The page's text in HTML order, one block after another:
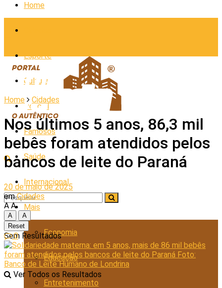
Home
Esporte
Cultura
Policial
Famosos
Saúde
Internacional
Mais
Economia
Educação
Entretenimento
Sem Resultados
Ver Todos os Resultados
Home Cidades
Nos últimos 5 anos, 86,3 mil
bebês foram atendidos pelos
bancos de leite do Paraná
20 de maio de 2025
em Cidades
A A
A
A
Reset
0